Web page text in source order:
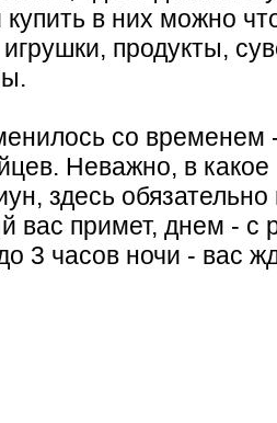
в них можно
продукты,
со временем
Неважно, в
здесь обязательно
вас примет, днем - с
3 часов ночи - вас